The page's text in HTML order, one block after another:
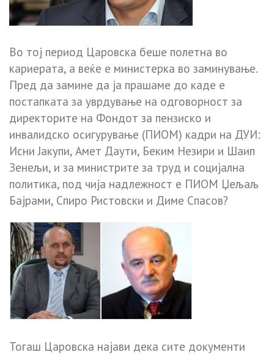
Во тој период Царовска беше полетна во
кариерата, а веќе е министерка во заминување.
Пред да замине да ја прашаме до каде е
постапката за уврдување на одговорност за
директорите на Фондот за пензиско и
инвалидско осигурување (ПИОМ) кадри на ДУИ:
Исни Јакупи, Амет Даути, Беким Незири и Шаип
Зенељи, и за министрите за труд и социјална
политика, под чија надлежност е ПИОМ Џељаљ
Бајрами, Спиро Ристовски и Диме Спасов?
Тогаш Царовска најави дека сите документи